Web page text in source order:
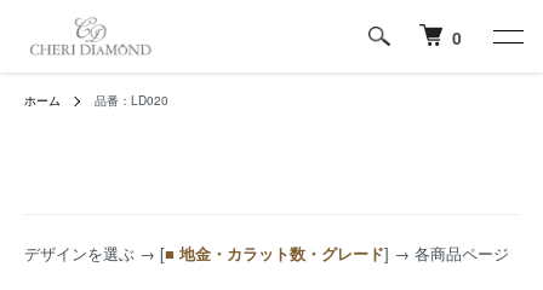
0
ホーム 品番：LD020
デザインを選ぶ → [■ 地金・カラット数・グレード] → 各商品ページ